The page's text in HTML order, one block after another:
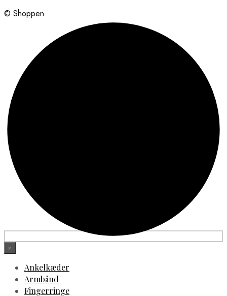
© Shoppen
×
Ankelkæder
Armbånd
Fingerringe